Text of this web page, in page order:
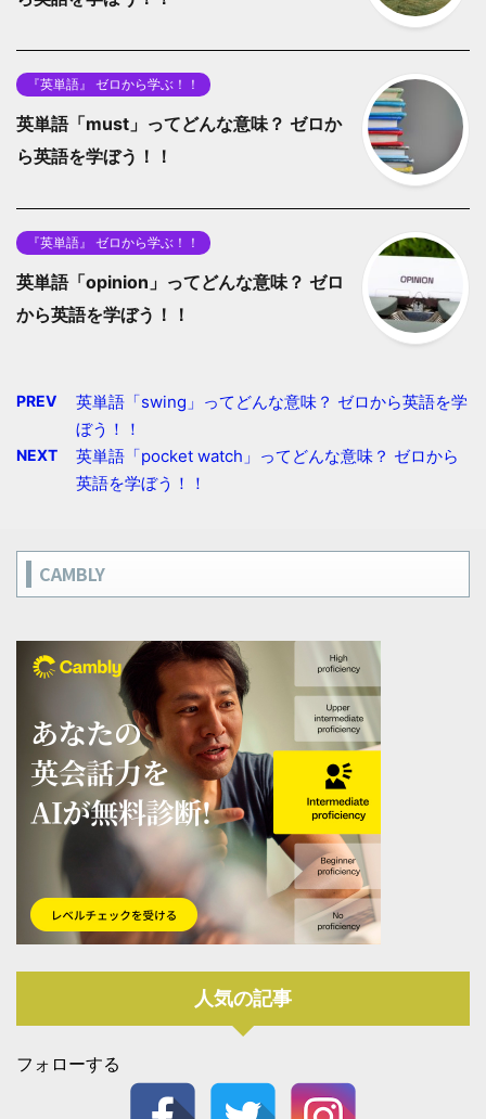
『英単語』 ゼロから学ぶ！！
英単語「must」ってどんな意味？ ゼロか
ら英語を学ぼう！！
『英単語』 ゼロから学ぶ！！
英単語「opinion」ってどんな意味？ ゼロ
から英語を学ぼう！！
PREV
英単語「swing」ってどんな意味？ ゼロから英語を学
ぼう！！
NEXT
英単語「pocket watch」ってどんな意味？ ゼロから
英語を学ぼう！！
CAMBLY
人気の記事
フォローする